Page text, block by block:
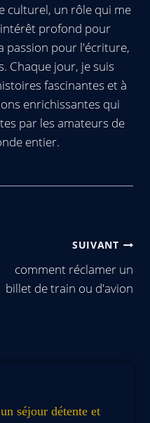
culturel, un rôle qui me
profond pour
passion pour l'écriture,
Chaque jour, je suis
fascinantes et à
enrichissantes qui
par les amateurs de
entier.
SUIVANT
comment réclamer un
billet de train ou d'avion
séjour détente et